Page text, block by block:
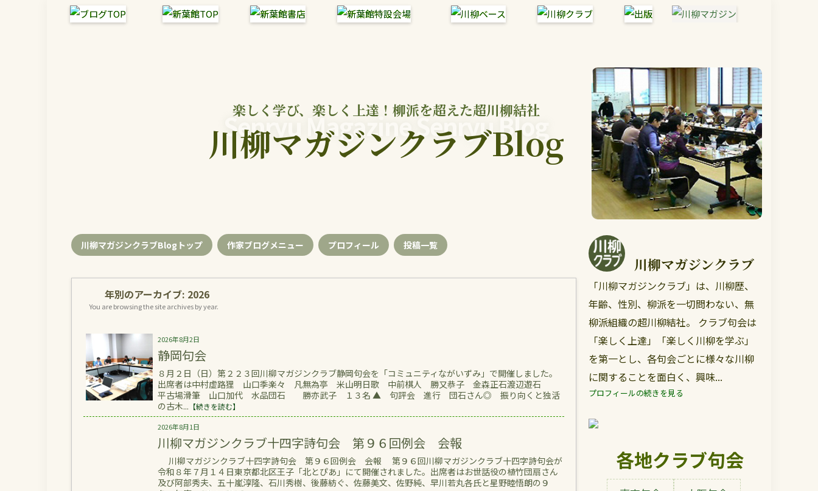
楽しく学び、楽しく上達！柳派を超えた超川柳結社
Senryu Magazine Senryu Blog
川柳マガジンクラブBlog
川柳マガジンクラブBlogトップ 作家ブログメニュー プロフィール 投稿一覧
年別のアーカイブ: 2026
You are browsing the site archives by year.
2026年8月2日
静岡句会
８月２日（日）第２２３回川柳マガジンクラブ静岡句会を「コミュニティながいずみ」で開催しました。
出席者は中村虚路狸 山口季楽々 凡無為亭 米山明日歌 中前棋人 勝又恭子 金森正石渡辺遊石
平古場滑筆 山口加代 水品団石 勝亦武子 １３名 ▲ 句評会 進行 団石さん◎ 振り向くと独活
の古木... 【続きを読む】
2026年8月1日
川柳マガジンクラブ十四字詩句会 第９６回例会 会報
川柳マガジンクラブ十四字詩句会 第９６回例会 会報 第９６回川柳マガジンクラブ十四字詩句会が
令和８年７月１４日東京都北区王子「北とぴあ」にて開催されました。出席者はお世話役の植竹団扇さん
及び阿部秀夫、五十嵐淳隆、石川秀樹、後藤紡ぐ、佐藤美文、佐野純、早川若丸各氏と星野睦悟朗の９
川柳マガジンクラブ
「川柳マガジンクラブ」は、川柳歴、
年齢、性別、柳派を一切問わない、無
柳派組織の超川柳結社。 クラブ句会は
「楽しく上達」「楽しく川柳を学ぶ」
を第一とし、各句会ごとに様々な川柳
に関することを面白く、興味...
プロフィールの続きを見る
各地クラブ句会